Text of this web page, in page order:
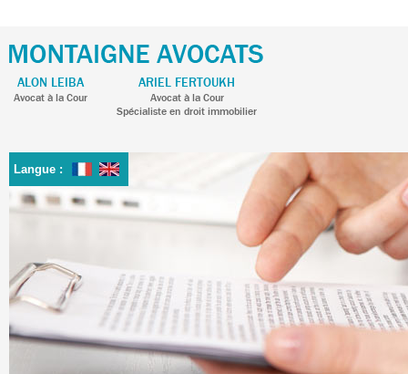
ALON LEIBA
Avocat à la Cour
ARIEL FERTOUKH
Avocat à la Cour
Spécialiste en droit immobilier
Langue :